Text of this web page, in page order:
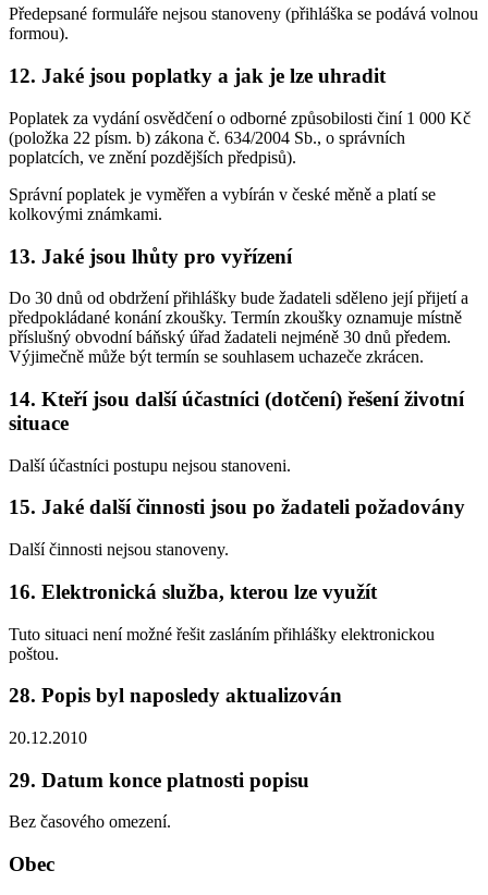
Předepsané formuláře nejsou stanoveny (přihláška se podává volnou
formou).
12. Jaké jsou poplatky a jak je lze uhradit
Poplatek za vydání osvědčení o odborné způsobilosti činí 1 000 Kč
(položka 22 písm. b) zákona č. 634/2004 Sb., o správních
poplatcích, ve znění pozdějších předpisů).
Správní poplatek je vyměřen a vybírán v české měně a platí se
kolkovými známkami.
13. Jaké jsou lhůty pro vyřízení
Do 30 dnů od obdržení přihlášky bude žadateli sděleno její přijetí a
předpokládané konání zkoušky. Termín zkoušky oznamuje místně
příslušný obvodní báňský úřad žadateli nejméně 30 dnů předem.
Výjimečně může být termín se souhlasem uchazeče zkrácen.
14. Kteří jsou další účastníci (dotčení) řešení životní
situace
Další účastníci postupu nejsou stanoveni.
15. Jaké další činnosti jsou po žadateli požadovány
Další činnosti nejsou stanoveny.
16. Elektronická služba, kterou lze využít
Tuto situaci není možné řešit zasláním přihlášky elektronickou
poštou.
28. Popis byl naposledy aktualizován
20.12.2010
29. Datum konce platnosti popisu
Bez časového omezení.
Obec